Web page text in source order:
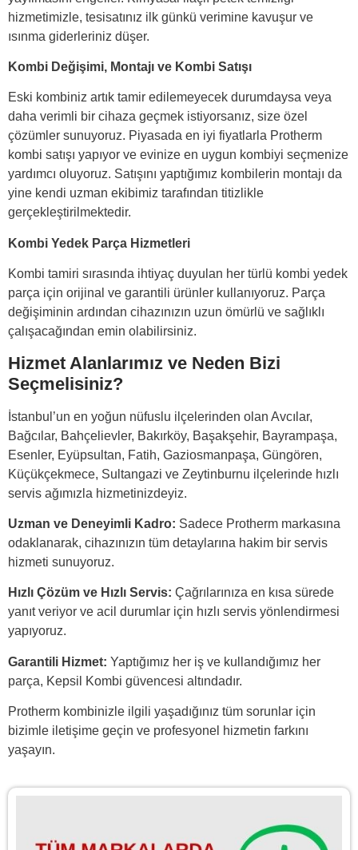
hizmetimizle, tesisatınız ilk günkü verimine kavuşur ve
ısınma giderleriniz düşer.
Kombi Değişimi, Montajı ve Kombi Satışı
Eski kombiniz artık tamir edilemeyecek durumdaysa veya
daha verimli bir cihaza geçmek istiyorsanız, size özel
çözümler sunuyoruz. Piyasada en iyi fiyatlarla Protherm
kombi satışı yapıyor ve evinize en uygun kombiyi seçmenize
yardımcı oluyoruz. Satışını yaptığımız kombilerin montajı da
yine kendi uzman ekibimiz tarafından titizlikle
gerçekleştirilmektedir.
Kombi Yedek Parça Hizmetleri
Kombi tamiri sırasında ihtiyaç duyulan her türlü kombi yedek
parça için orijinal ve garantili ürünler kullanıyoruz. Parça
değişiminin ardından cihazınızın uzun ömürlü ve sağlıklı
çalışacağından emin olabilirsiniz.
Hizmet Alanlarımız ve Neden Bizi
Seçmelisiniz?
İstanbul’un en yoğun nüfuslu ilçelerinden olan Avcılar,
Bağcılar, Bahçelievler, Bakırköy, Başakşehir, Bayrampaşa,
Esenler, Eyüpsultan, Fatih, Gaziosmanpaşa, Güngören,
Küçükçekmece, Sultangazi ve Zeytinburnu ilçelerinde hızlı
servis ağımızla hizmetinizdeyiz.
Uzman ve Deneyimli Kadro: Sadece Protherm markasına
odaklanarak, cihazınızın tüm detaylarına hakim bir servis
hizmeti sunuyoruz.
Hızlı Çözüm ve Hızlı Servis: Çağrılarınıza en kısa sürede
yanıt veriyor ve acil durumlar için hızlı servis yönlendirmesi
yapıyoruz.
Garantili Hizmet: Yaptığımız her iş ve kullandığımız her
parça, Kepsil Kombi güvencesi altındadır.
Protherm kombinizle ilgili yaşadığınız tüm sorunlar için
bizimle iletişime geçin ve profesyonel hizmetin farkını
yaşayın.